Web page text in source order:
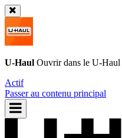
U-Haul Ouvrir dans le U-Haul
Actif
Passer au contenu principal